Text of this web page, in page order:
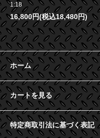
1:18
16,800円(税込18,480円)
ホーム
カートを見る
特定商取引法に基づく表記